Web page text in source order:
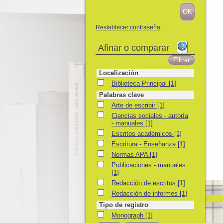
Restablecer contraseña
Afinar o comparar
Localización
Biblioteca Principal
Biblioteca Principal [1]
Palabras clave
Arte de escribir
Arte de escribir [1]
Ciencias sociales - autoría - manuales
Ciencias sociales - autoría
- manuales [1]
Escritos académicos
Escritos académicos [1]
Escritura - Enseñanza
Escritura - Enseñanza [1]
Normas APA
Normas APA [1]
Publicaciones - manuales.
Publicaciones - manuales.
[1]
Redacción de escritos
Redacción de escritos [1]
Redacción de informes
Redacción de informes [1]
Tipo de registro
Monograph
Monograph [1]